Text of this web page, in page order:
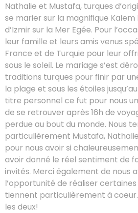
Nathalie et Mustafa, turques
se marier sur la magnifique Kalem
d’Izmir sur la Mer Egée. Pour
leur famille et leurs amis venus
France et de Turquie pour leur
sous le soleil. Le mariage s’est
traditions turques pour finir par
la plage et sous les étoiles
titre personnel ce fut pour nous
de se retrouver après 16h de
perdue au bout du monde. Nous
particulièrement Mustafa,
pour nous avoir si
avoir donné le réel sentiment de
invités. Merci également de nous
l’opportunité de réaliser certaines
tiennent particulièrement à
les deux!